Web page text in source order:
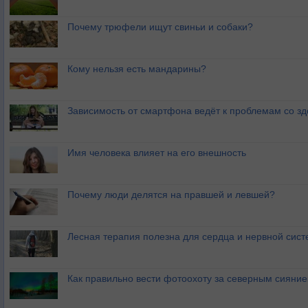
Почему трюфели ищут свиньи и собаки?
Кому нельзя есть мандарины?
Зависимость от смартфона ведёт к проблемам со
Имя человека влияет на его внешность
Почему люди делятся на правшей и левшей?
Лесная терапия полезна для сердца и нервной
Как правильно вести фотоохоту за северным